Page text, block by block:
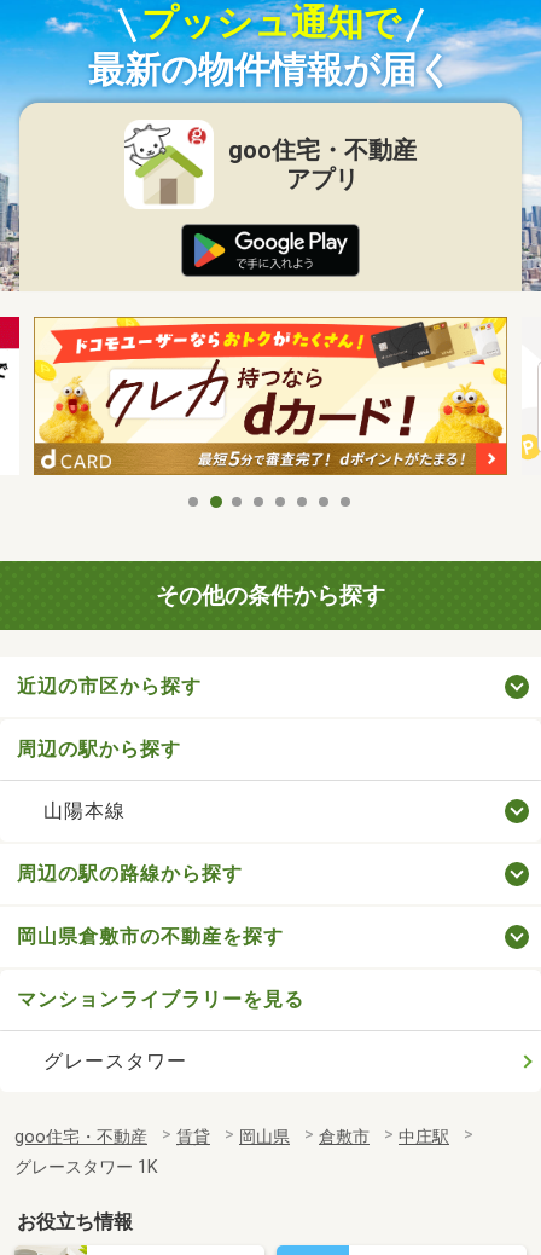
プッシュ通知で
最新の物件情報が届く
goo住宅・不動産
アプリ
その他の条件から探す
近辺の市区から探す
周辺の駅から探す
山陽本線
周辺の駅の路線から探す
岡山県倉敷市の不動産を探す
マンションライブラリーを見る
グレースタワー
goo住宅・不動産 賃貸 岡山県 倉敷市
中庄駅
グレースタワー 1K
お役立ち情報